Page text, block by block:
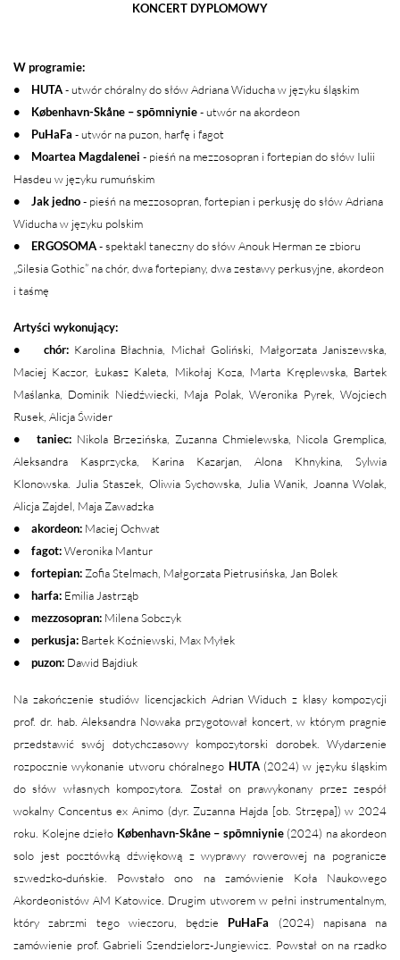
KONCERT DYPLOMOWY
W programie:
• HUTA- utwór chóralny do słów Adriana Widucha w języku śląskim
• København-Skåne – spōmniynie- utwór na akordeon
• PuHaFa - utwór na puzon, harfę i fagot
• Moartea Magdalenei - pieśń na mezzosopran i fortepian do słów Iulii
Hasdeu w języku rumuńskim
• Jak jedno- pieśń na mezzosopran, fortepian i perkusję do słów Adriana
Widucha w języku polskim
• ERGOSOMA- spektakl taneczny do słów Anouk Herman ze zbioru
„Silesia Gothic” na chór, dwa fortepiany, dwa zestawy perkusyjne, akordeon
i taśmę
Artyści wykonujący:
• chór:Karolina Błachnia, Michał Goliński, Małgorzata Janiszewska,
Maciej Kaczor, Łukasz Kaleta, Mikołaj Koza, Marta Kręplewska, Bartek
Maślanka, Dominik Niedźwiecki, Maja Polak, Weronika Pyrek, Wojciech
Rusek, Alicja Świder
• taniec: Nikola Brzezińska, Zuzanna Chmielewska, Nicola Gremplica,
Aleksandra Kasprzycka, Karina Kazarjan, Alona Khnykina, Sylwia
Klonowska. Julia Staszek, Oliwia Sychowska, Julia Wanik, Joanna Wolak,
Alicja Zajdel, Maja Zawadzka
• akordeon: Maciej Ochwat
• fagot:Weronika Mantur
• fortepian: Zofia Stelmach, Małgorzata Pietrusińska, Jan Bolek
• harfa: Emilia Jastrząb
• mezzosopran: Milena Sobczyk
• perkusja: Bartek Koźniewski, Max Myłek
• puzon: Dawid Bajdiuk
Na zakończenie studiów licencjackich Adrian Widuch z klasy kompozycji
prof. dr. hab. Aleksandra Nowaka przygotował koncert, w którym pragnie
przedstawić swój dotychczasowy kompozytorski dorobek. Wydarzenie
rozpocznie wykonanie utworu chóralnego HUTA(2024) w języku śląskim
do słów własnych kompozytora. Został on prawykonany przez zespół
wokalny Concentus ex Animo (dyr. Zuzanna Hajda [ob. Strzępa]) w 2024
roku. Kolejne dzieło København-Skåne – spōmniynie (2024) na akordeon
solo jest pocztówką dźwiękową z wyprawy rowerowej na pogranicze
szwedzko-duńskie. Powstało ono na zamówienie Koła Naukowego
Akordeonistów AM Katowice. Drugim utworem w pełni instrumentalnym,
który zabrzmi tego wieczoru, będzie PuHaFa (2024) napisana na
zamówienie prof. Gabrieli Szendzielorz-Jungiewicz. Powstał on na rzadko